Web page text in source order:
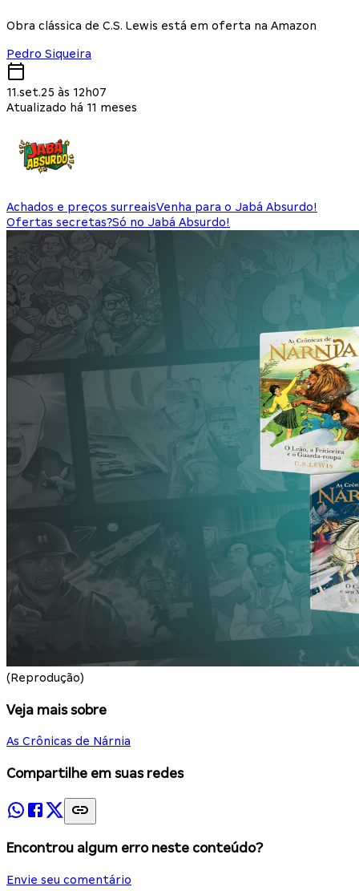
Obra clássica de C.S. Lewis está em oferta na Amazon
Pedro Siqueira
11.set.25 às 12h07
Atualizado há 11 meses
Achados e preços surreaisVenha para o Jabá Absurdo!
Ofertas secretas?Só no Jabá Absurdo!
(Reprodução)
Veja mais sobre
As Crônicas de Nárnia
Compartilhe em suas redes
Encontrou algum erro neste conteúdo?
Envie seu comentário